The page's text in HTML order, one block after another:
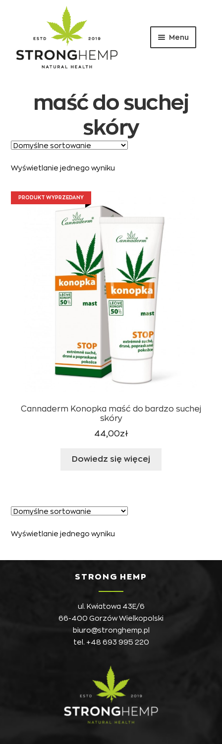
Przejdź
do
nawigacji
Przejdź
do
Menu
maść do suchej
skóry
Wyświetlanie jednego wyniku
PRODUKT WYPRZEDANY
Cannaderm Konopka maść do bardzo suchej
skóry
44,00zł
Dowiedz się więcej
Wyświetlanie jednego wyniku
STRONG HEMP
ul. Kwiatowa 43E/6
66-400 Gorzów Wielkopolski
biuro@stronghemp.pl
tel. +48 693 995 220